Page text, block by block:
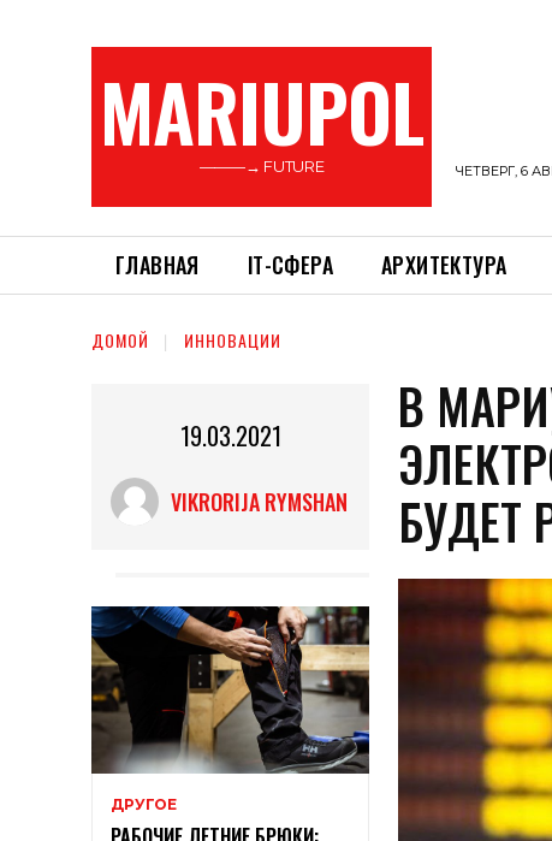
MARIUPOL
———→ FUTURE ЧЕТВЕРГ, 6
ГЛАВНАЯ ІТ-СФЕРА АРХИТЕКТУРА
ДОМОЙ ИННОВАЦИИ
19.03.2021
VIKRORIJA RYMSHAN
ДРУГОЕ
В
БУДЕТ